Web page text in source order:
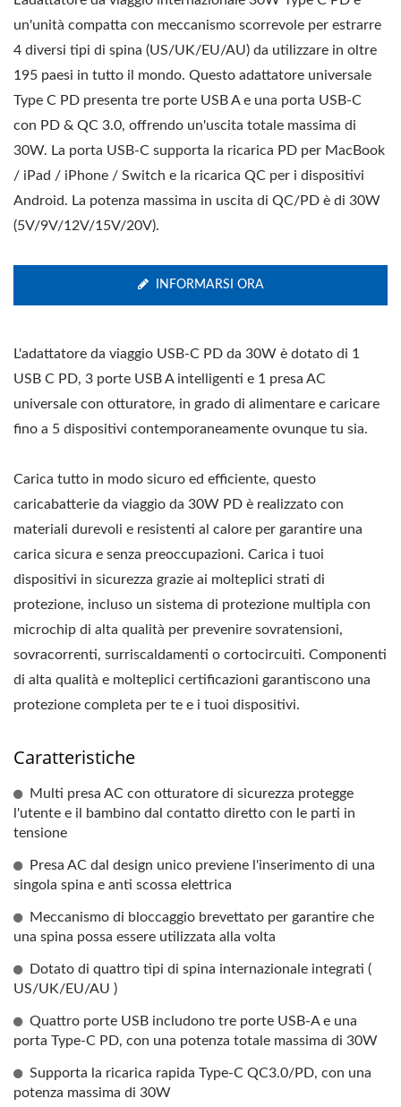
un'unità compatta con meccanismo scorrevole per estrarre
4 diversi tipi di spina (US/UK/EU/AU) da utilizzare in oltre
195 paesi in tutto il mondo. Questo adattatore universale
Type C PD presenta tre porte USB A e una porta USB-C
con PD & QC 3.0, offrendo un'uscita totale massima di
30W. La porta USB-C supporta la ricarica PD per MacBook
/ iPad / iPhone / Switch e la ricarica QC per i dispositivi
Android. La potenza massima in uscita di QC/PD è di 30W
(5V/9V/12V/15V/20V).
INFORMARSI ORA
L'adattatore da viaggio USB-C PD da 30W è dotato di 1
USB C PD, 3 porte USB A intelligenti e 1 presa AC
universale con otturatore, in grado di alimentare e caricare
fino a 5 dispositivi contemporaneamente ovunque tu sia.
Carica tutto in modo sicuro ed efficiente, questo
caricabatterie da viaggio da 30W PD è realizzato con
materiali durevoli e resistenti al calore per garantire una
carica sicura e senza preoccupazioni. Carica i tuoi
dispositivi in sicurezza grazie ai molteplici strati di
protezione, incluso un sistema di protezione multipla con
microchip di alta qualità per prevenire sovratensioni,
sovracorrenti, surriscaldamenti o cortocircuiti. Componenti
di alta qualità e molteplici certificazioni garantiscono una
protezione completa per te e i tuoi dispositivi.
Caratteristiche
Multi presa AC con otturatore di sicurezza protegge
l'utente e il bambino dal contatto diretto con le parti in
tensione
Presa AC dal design unico previene l'inserimento di una
singola spina e anti scossa elettrica
Meccanismo di bloccaggio brevettato per garantire che
una spina possa essere utilizzata alla volta
Dotato di quattro tipi di spina internazionale integrati (
US/UK/EU/AU )
Quattro porte USB includono tre porte USB-A e una
porta Type-C PD, con una potenza totale massima di 30W
Supporta la ricarica rapida Type-C QC3.0/PD, con una
potenza massima di 30W